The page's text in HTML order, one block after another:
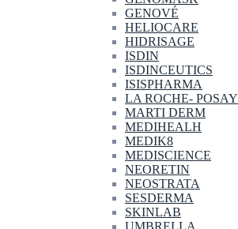
GENOVÉ
HELIOCARE
HIDRISAGE
ISDIN
ISDINCEUTICS
ISISPHARMA
LA ROCHE- POSAY
MARTI DERM
MEDIHEALH
MEDIK8
MEDISCIENCE
NEORETIN
NEOSTRATA
SESDERMA
SKINLAB